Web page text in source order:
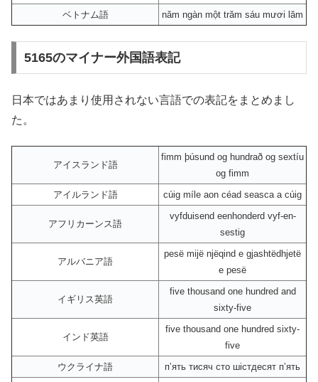
ベトナム語
năm ngàn một trăm sáu mươi lăm
5165のマイナー外国語表記
日本ではあまり使用されない言語での表記をまとめまし
た。
アイスランド語
fimm þúsund og hundrað og sextíu
og fimm
アイルランド語
cúig míle aon céad seasca a cúig
アフリカーンス語
vyfduisend eenhonderd vyf-en-
sestig
アルバニア語
pesë mijë njëqind e gjashtëdhjetë
e pesë
イギリス英語
five thousand one hundred and
sixty-five
インド英語
five thousand one hundred sixty-
five
ウクライナ語
пʼять тисяч сто шістдесят пʼять